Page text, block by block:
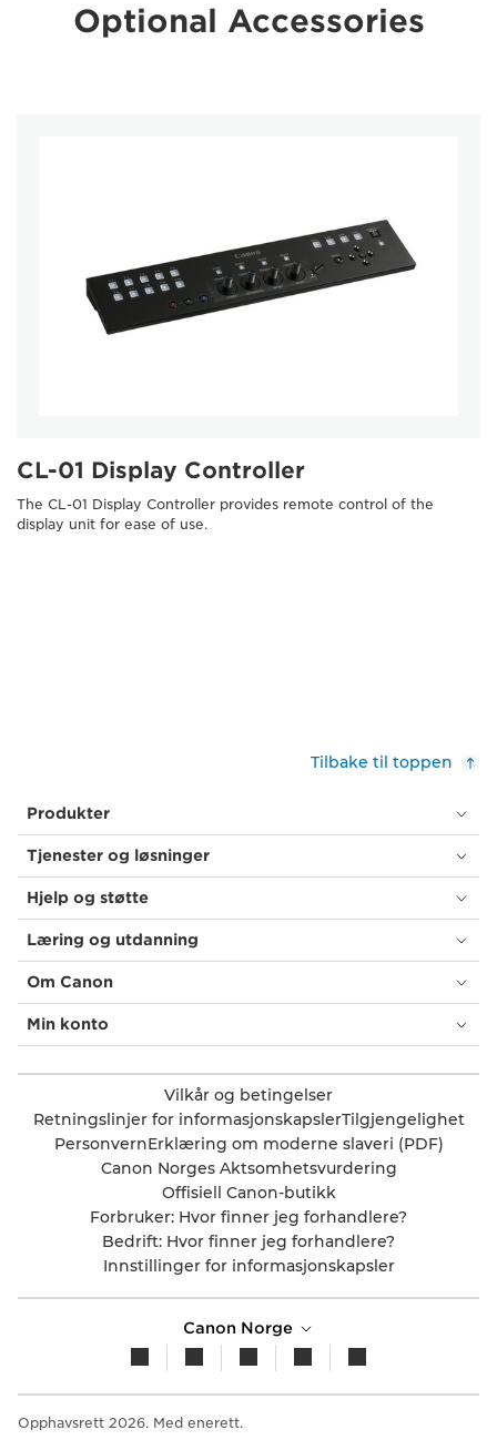
Optional Accessories
CL-01 Display Controller
The CL-01 Display Controller provides remote control of the
display unit for ease of use.
Tilbake til toppen
Produkter
Tjenester og løsninger
Hjelp og støtte
Læring og utdanning
Om Canon
Min konto
Vilkår og betingelser
Retningslinjer for informasjonskapslerTilgjengelighet
PersonvernErklæring om moderne slaveri (PDF)
Canon Norges Aktsomhetsvurdering
Offisiell Canon-butikk
Forbruker: Hvor finner jeg forhandlere?
Bedrift: Hvor finner jeg forhandlere?
Innstillinger for informasjonskapsler
Canon Norge
Opphavsrett 2026. Med enerett.